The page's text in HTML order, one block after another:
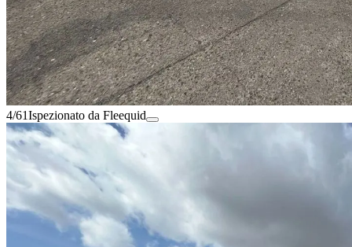
4/61Ispezionato da Fleequid